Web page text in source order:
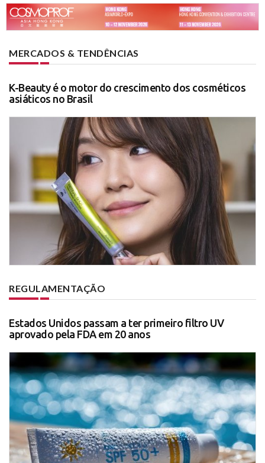
MERCADOS & TENDÊNCIAS
K-Beauty é o motor do crescimento dos cosméticos
asiáticos no Brasil
REGULAMENTAÇÃO
Estados Unidos passam a ter primeiro filtro UV
aprovado pela FDA em 20 anos